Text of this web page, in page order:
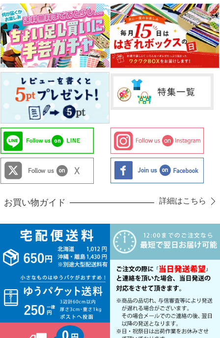
お買い物ガイド 詳細はこちら